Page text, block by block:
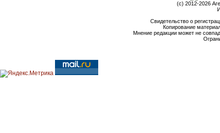
(c) 2012-2026
Свидетельство о
Копирование
Мнение редакции может не